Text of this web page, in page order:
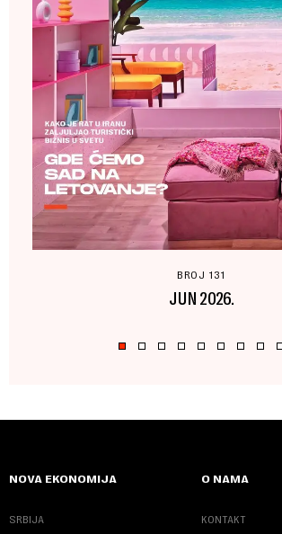
BROJ 131
JUN 2026.
NOVA EKONOMIJA
SRBIJA
O NAMA
KONTAKT